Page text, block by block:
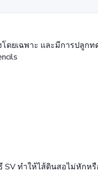
โดยเฉพาะ และมีการปลูก
SV ทำให้ไส้ดินสอไม่หักหรื